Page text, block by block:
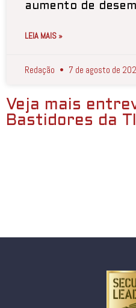
aumento de
LEIA MAIS »
Redação 7 de agosto de
Veja mais
Bastidores da